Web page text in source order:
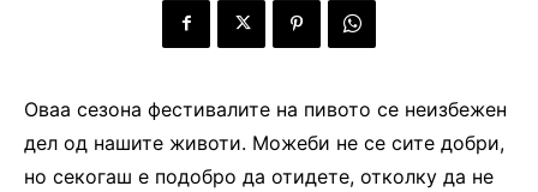
Оваа сезона фестивалите на пивото се неизбежен
дел од нашите животи. Можеби не се сите добри,
но секогаш е подобро да отидете, отколку да не